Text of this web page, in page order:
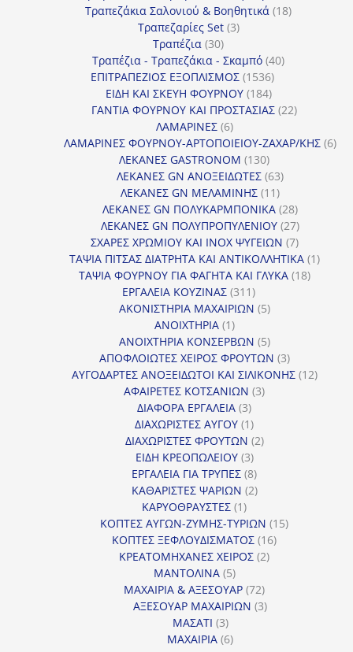
Τραπεζάκια Σαλονιού & Βοηθητικά 1818
Τραπεζαρίες Set 33
Τραπέζια 3030
προϊόντα
Τραπέζια - Τραπεζάκια - Σκαμπό 4040
ΕΠΙΤΡΑΠΕΖΙΟΣ ΕΞΟΠΛΙΣΜΟΣ 15361536
προϊόντα
ΕΙΔΗ ΚΑΙ ΣΚΕΥΗ ΦΟΥΡΝΟΥ 184184
προϊόντα
ΓΑΝΤΙΑ ΦΟΥΡΝΟΥ ΚΑΙ ΠΡΟΣΤΑΣΙΑΣ 2222
ΛΑΜΑΡΙΝΕΣ 66
προϊόντα
ΛΑΜΑΡΙΝΕΣ ΦΟΥΡΝΟΥ-ΑΡΤΟΠΟΙΕΙΟΥ-ΖΑΧΑΡ/ΚΗΣ 66
ΛΕΚΑΝΕΣ GASTRONOM 130130
προϊόντα
ΛΕΚΑΝΕΣ GN ΑΝΟΞΕΙΔΩΤΕΣ 6363
ΛΕΚΑΝΕΣ GN ΜΕΛΑΜΙΝΗΣ 1111
προϊόντα
ΛΕΚΑΝΕΣ GN ΠΟΛΥΚΑΡΜΠΟΝΙΚΑ 2828
προϊόντα
ΛΕΚΑΝΕΣ GN ΠΟΛΥΠΡΟΠΥΛΕΝΙΟΥ 2727
προϊόντα
ΣΧΑΡΕΣ ΧΡΩΜΙΟΥ ΚΑΙ INOX ΨΥΓΕΙΩΝ 77
προϊόντα
ΤΑΨΙΑ ΠΙΤΣΑΣ ΔΙΑΤΡΗΤΑ ΚΑΙ ΑΝΤΙΚΟΛΛΗΤΙΚΑ 11
ΤΑΨΙΑ ΦΟΥΡΝΟΥ ΓΙΑ ΦΑΓΗΤΑ ΚΑΙ ΓΛΥΚΑ 1818
ΕΡΓΑΛΕΙΑ ΚΟΥΖΙΝΑΣ 311311
προϊόντα
ΑΚΟΝΙΣΤΗΡΙΑ ΜΑΧΑΙΡΙΩΝ 55
ΑΝΟΙΧΤΗΡΙΑ 11
προϊόν
ΑΝΟΙΧΤΗΡΙΑ ΚΟΝΣΕΡΒΩΝ 55
προϊόντα
ΑΠΟΦΛΟΙΩΤΕΣ ΧΕΙΡΟΣ ΦΡΟΥΤΩΝ 33
προϊόντα
ΑΥΓΟΔΑΡΤΕΣ ΑΝΟΞΕΙΔΩΤΟΙ ΚΑΙ ΣΙΛΙΚΟΝΗΣ 1212
ΑΦΑΙΡΕΤΕΣ ΚΟΤΣΑΝΙΩΝ 33
ΔΙΑΦΟΡΑ ΕΡΓΑΛΕΙΑ 33
προϊόντα
ΔΙΑΧΩΡΙΣΤΕΣ ΑΥΓΟΥ 11
προϊόν
ΔΙΑΧΩΡΙΣΤΕΣ ΦΡΟΥΤΩΝ 22
ΕΙΔΗ ΚΡΕΟΠΩΛΕΙΟΥ 33
προϊόντα
ΕΡΓΑΛΕΙΑ ΓΙΑ ΤΡΥΠΕΣ 88
προϊόντα
ΚΑΘΑΡΙΣΤΕΣ ΨΑΡΙΩΝ 22
ΚΑΡΥΟΘΡΑΥΣΤΕΣ 11
προϊόν
ΚΟΠΤΕΣ ΑΥΓΩΝ-ΖΥΜΗΣ-ΤΥΡΙΩΝ 1515
ΚΟΠΤΕΣ ΞΕΦΛΟΥΔΙΣΜΑΤΟΣ 1616
ΚΡΕΑΤΟΜΗΧΑΝΕΣ ΧΕΙΡΟΣ 22
ΜΑΝΤΟΛΙΝΑ 55
προϊόντα
ΜΑΧΑΙΡΙΑ & ΑΞΕΣΟΥΑΡ 7272
προϊόντα
ΑΞΕΣΟΥΑΡ ΜΑΧΑΙΡΙΩΝ 33
ΜΑΣΑΤΙ 33
προϊόντα
ΜΑΧΑΙΡΙΑ 66